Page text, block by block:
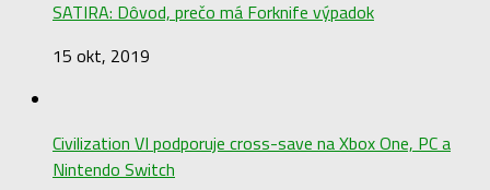
SATIRA: Dôvod, prečo má Forknife výpadok
15 okt, 2019
Civilization VI podporuje cross-save na Xbox One, PC a
Nintendo Switch